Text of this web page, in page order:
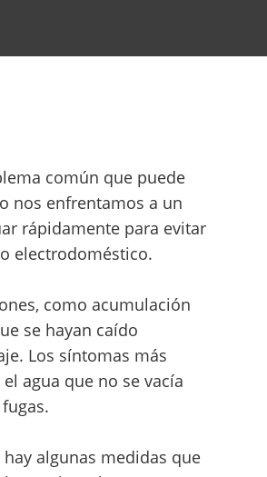
común que puede
nos enfrentamos a un
rápidamente para evitar
electrodoméstico.
como acumulación
se hayan caído
Los síntomas más
agua que no se vacía
algunas medidas que